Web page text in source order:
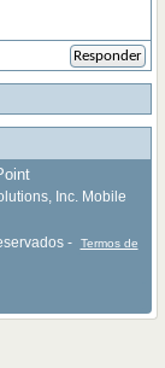
Responder
Inc. Mobile
-
Termos de